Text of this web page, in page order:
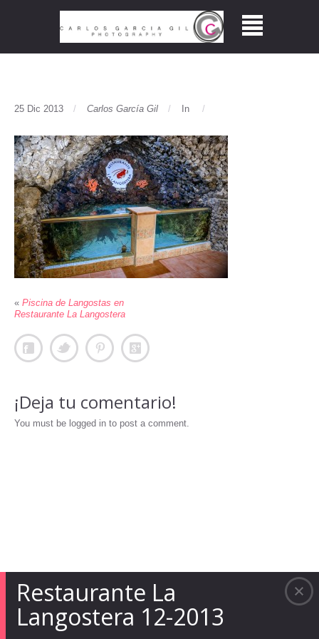
Restaurante La
Langostera 12-2013
25 Dic 2013 Carlos García Gil In
« Piscina de Langostas en
Restaurante La Langostera
¡Deja tu comentario!
You must be logged in to post a comment.